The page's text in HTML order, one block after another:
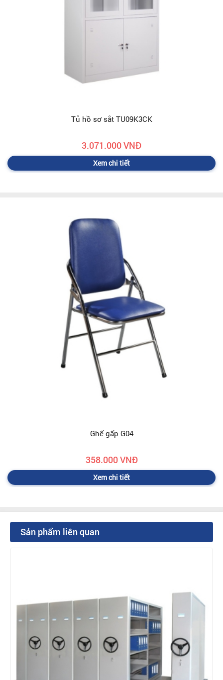
Tủ hồ sơ sắt TU09K3CK
3.071.000 VNĐ
Xem chi tiết
Ghế gấp G04
358.000 VNĐ
Xem chi tiết
Sản phẩm liên quan